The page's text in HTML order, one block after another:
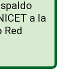
a la
Red